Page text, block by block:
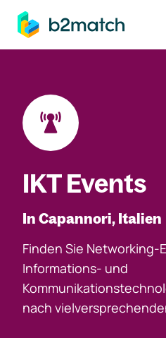
springen
IKT Events
In Capannori, Italien
Finden Sie Networking-
Informations- und
nach